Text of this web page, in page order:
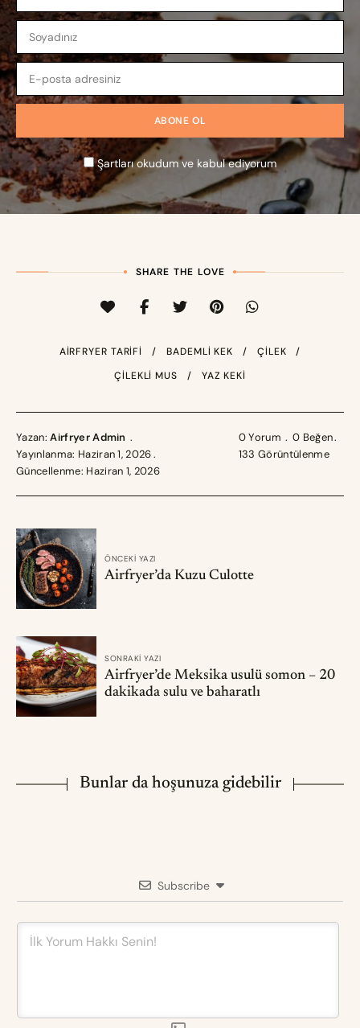
Şartları okudum ve kabul ediyorum
SHARE THE LOVE
AIRFRYER TARIFI BADEMLI KEK
ÇILEK
ÇILEKLI MUS
YAZ KEKI
Yazan:Airfryer Admin
Yayınlanma: Haziran 1, 2026
Güncellenme: Haziran 1, 2026
0 Yorum 0 Beğen
133 Görüntülenme
ÖNCEKI YAZI
Airfryer’da Kuzu Culotte
SONRAKI YAZI
Airfryer’de Meksika usulü somon – 20
dakikada sulu ve baharatlı
Bunlar da hoşunuza gidebilir
Subscribe